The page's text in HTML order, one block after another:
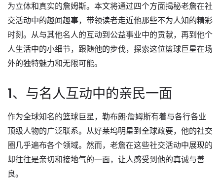
为立体和真实的詹姆斯。本文将通过四个方面揭秘老詹在社
交活动中的趣闻趣事，带领读者走近他那些不为人知的精彩
时刻。从与其他名人的互动到公益事业中的贡献，再到他个
人生活中的小细节，跟随他的步伐，探索这位篮球巨星在场
外的独特魅力和无限可能。
1、与名人互动中的亲民一面
作为全球知名的篮球巨星，勒布朗·詹姆斯有着与各行各业
顶级人物的广泛联系。从好莱坞明星到全球政要，他的社交
圈几乎遍布各个领域。然而，老詹在这些社交活动中展现的
却往往是亲切和接地气的一面，让人感受到他的真诚与善
良。